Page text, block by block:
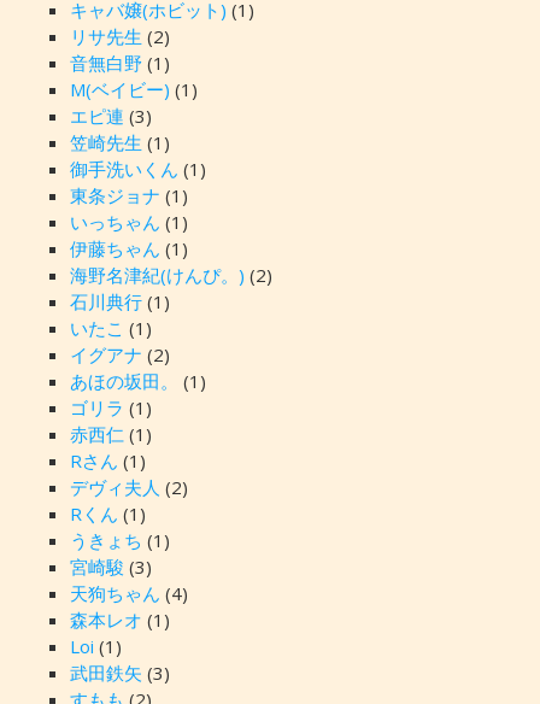
キャバ嬢(ホビット) (1)
リサ先生 (2)
音無白野(1)
M(ベイビー) (1)
エピ連 (3)
笠崎先生 (1)
御手洗いくん (1)
東条ジョナ (1)
いっちゃん (1)
伊藤ちゃん (1)
海野名津紀(けんぴ。) (2)
石川典行(1)
いたこ (1)
イグアナ (2)
あほの坂田。
(1)
ゴリラ (1)
赤西仁(1)
Rさん (1)
デヴィ夫人 (2)
Rくん (1)
うきょち (1)
宮崎駿 (3)
天狗ちゃん (4)
森本レオ (1)
Loi (1)
武田鉄矢 (3)